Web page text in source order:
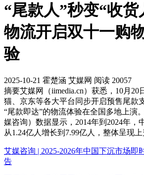
“尾款人”秒变“收货
物流开启双十一购
验
2025-10-21 霍楚涵 艾媒网 阅读 20057
摘要艾媒网（iimedia.cn）获悉，10月20
猫、京东等各大平台同步开启预售尾款
“尾款即达”的物流体验在全国多地上演
媒咨询）数据显示，2014年到2024年，
从1.24亿人增长到7.99亿人，整体呈现上
艾媒咨询 | 2025-2026年中国下沉市场即
告